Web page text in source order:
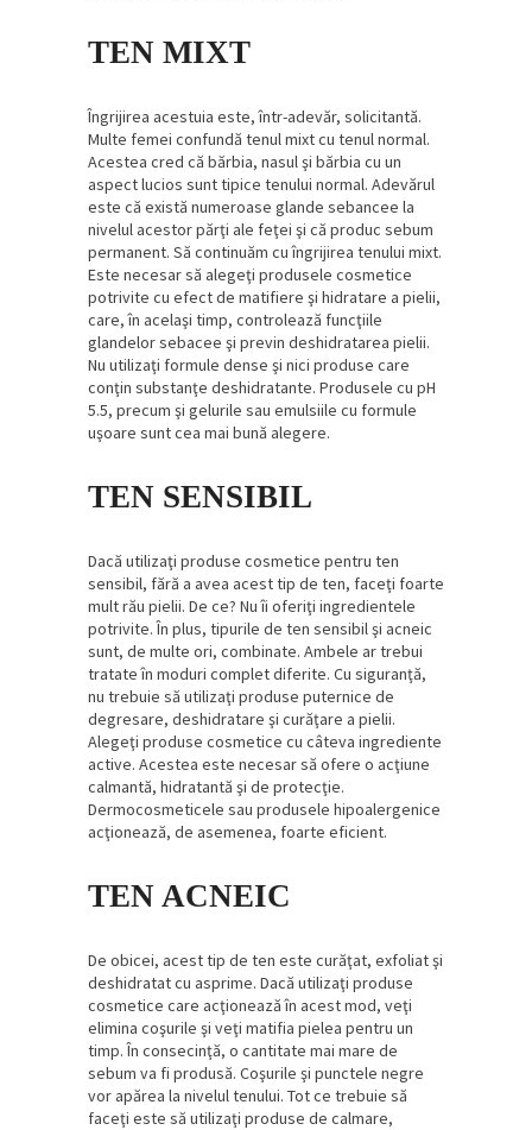
TEN MIXT
Îngrijirea acestuia este, într-adevăr, solicitantă.
Multe femei confundă tenul mixt cu tenul normal.
Acestea cred că bărbia, nasul şi bărbia cu un
aspect lucios sunt tipice tenului normal. Adevărul
este că există numeroase glande sebancee la
nivelul acestor părţi ale feţei şi că produc sebum
permanent. Să continuăm cu îngrijirea tenului mixt.
Este necesar să alegeţi produsele cosmetice
potrivite cu efect de matifiere şi hidratare a pielii,
care, în acelaşi timp, controlează funcţiile
glandelor sebacee şi previn deshidratarea pielii.
Nu utilizaţi formule dense şi nici produse care
conţin substanţe deshidratante. Produsele cu pH
5.5, precum şi gelurile sau emulsiile cu formule
uşoare sunt cea mai bună alegere.
TEN SENSIBIL
Dacă utilizaţi produse cosmetice pentru ten
sensibil, fără a avea acest tip de ten, faceţi foarte
mult rău pielii. De ce? Nu îi oferiţi ingredientele
potrivite. În plus, tipurile de ten sensibil şi acneic
sunt, de multe ori, combinate. Ambele ar trebui
tratate în moduri complet diferite. Cu siguranţă,
nu trebuie să utilizaţi produse puternice de
degresare, deshidratare şi curăţare a pielii.
Alegeţi produse cosmetice cu câteva ingrediente
active. Acestea este necesar să ofere o acţiune
calmantă, hidratantă şi de protecţie.
Dermocosmeticele sau produsele hipoalergenice
acţionează, de asemenea, foarte eficient.
TEN ACNEIC
De obicei, acest tip de ten este curăţat, exfoliat şi
deshidratat cu asprime. Dacă utilizaţi produse
cosmetice care acţionează în acest mod, veţi
elimina coşurile şi veţi matifia pielea pentru un
timp. În consecinţă, o cantitate mai mare de
sebum va fi produsă. Coşurile şi punctele negre
vor apărea la nivelul tenului. Tot ce trebuie să
faceţi este să utilizaţi produse de calmare,